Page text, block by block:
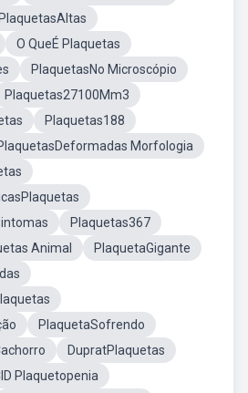
PlaquetasAltas
O QueÉ Plaquetas
PlaquetasNo Microscópio
Plaquetas27100Mm3
Plaquetas188
Morfologia
Plaquetas367
Animal
PlaquetaGigante
PlaquetaSofrendo
DupratPlaquetas
Plaquetopenia